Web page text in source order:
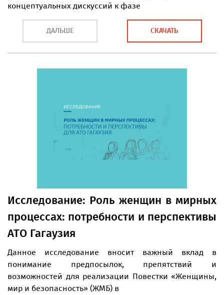
концептуальных дискуссий к фазе
ДАЛЬШЕ СКАЧАТЬ
Исследование: Роль женщин в мирных
процессах: потребности и перспективы
АТO Гагаузия
Данное исследование вносит важный вклад в
понимание предпосылок, препятствий и
возможностей для реализации Повестки «Женщины,
мир и безопасность» (ЖМБ) в